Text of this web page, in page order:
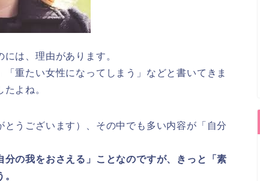
は、理由があります。
重たい女性になってしまう」などと書いてきま
よね。
うございます）、その中でも多い内容が「自分
の我をおさえる」ことなのですが、きっと「素